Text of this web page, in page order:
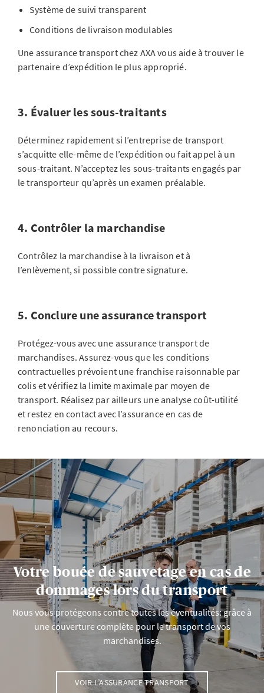
Système de suivi transparent
Conditions de livraison modulables
Une assurance transport chez AXA vous aide à trouver le
partenaire d’expédition le plus approprié.
3. Évaluer les sous-traitants
Déterminez rapidement si l’entreprise de transport
s’acquitte elle-même de l’expédition ou fait appel à un
sous-traitant. N’acceptez les sous-traitants engagés par
le transporteur qu’après un examen préalable.
4. Contrôler la marchandise
Contrôlez la marchandise à la livraison et à
l’enlèvement, si possible contre signature.
5. Conclure une assurance transport
Protégez-vous avec une assurance transport de
marchandises. Assurez-vous que les conditions
contractuelles prévoient une franchise raisonnable par
colis et vérifiez la limite maximale par moyen de
transport. Réalisez par ailleurs une analyse coût-utilité
et restez en contact avec l’assurance en cas de
renonciation au recours.
Votre bouée de sauvetage en cas de
dommages lors du transport
Nous vous protégeons contre toutes les éventualités: grâce à
une couverture complète pour le transport de vos
marchandises.
VOIR L’ASSURANCE TRANSPORT